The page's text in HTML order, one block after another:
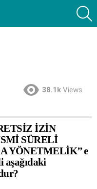
38.1k Views
İZİN
SÜRELİ
e
aşağıdaki